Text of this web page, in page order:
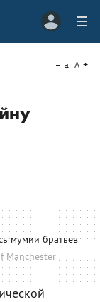
a A
мумии братьев
Manchester